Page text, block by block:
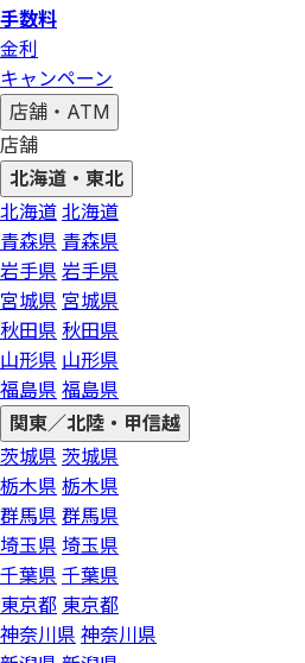
手数料
金利
キャンペーン
店舗・ATM
店舗
北海道・東北
北海道 北海道
青森県 青森県
岩手県 岩手県
宮城県 宮城県
秋田県 秋田県
山形県 山形県
福島県 福島県
関東／北陸・甲信越
茨城県 茨城県
栃木県 栃木県
群馬県 群馬県
埼玉県 埼玉県
千葉県 千葉県
東京都 東京都
神奈川県 神奈川県